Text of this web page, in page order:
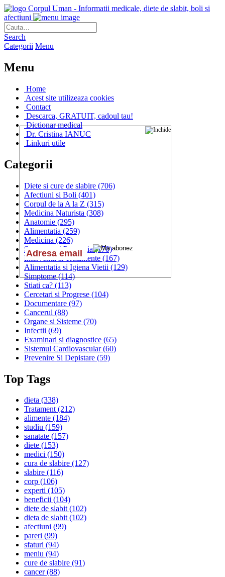
Corpul Uman - Informatii medicale, diete de slabit, boli si
afectiuni
Search
Categorii Menu
Menu
Home
Acest site utilizeaza cookies
Contact
Descarca, GRATUIT, cadoul tau!
Dictionar medical
Dr. Cristina IANUC
Linkuri utile
Categorii
Diete si cure de slabire (706)
Afectiuni si Boli (401)
Corpul de la A la Z (315)
Medicina Naturista (308)
Anatomie (295)
Alimentatia (259)
Medicina (226)
Sanatatea si Preventia(170)
Interventii si Tratamente (167)
Alimentatia si Igiena Vietii (129)
Simptome(114)
Stiati ca? (113)
Cercetari si Progrese (104)
Documentare (97)
Cancerul (88)
Organe si Sisteme (70)
Infectii (69)
Examinari si diagnostice (65)
Sistemul Cardiovascular(60)
Prevenire Si Depistare (59)
Top Tags
dieta (338)
Tratament(212)
alimente (184)
studiu (159)
sanatate (157)
diete (153)
medici (150)
cura de slabire (127)
slabire (116)
corp (106)
experti (105)
beneficii (104)
diete de slabit(102)
dieta de slabit(102)
afectiuni (99)
pareri (99)
sfaturi (94)
meniu (94)
cure de slabire (91)
cancer(88)